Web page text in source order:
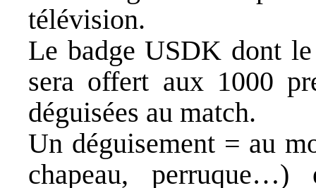
télévision.
Le badge USDK dont
sera offert aux 1000
déguisées au match.
Un déguisement = au
chapeau,